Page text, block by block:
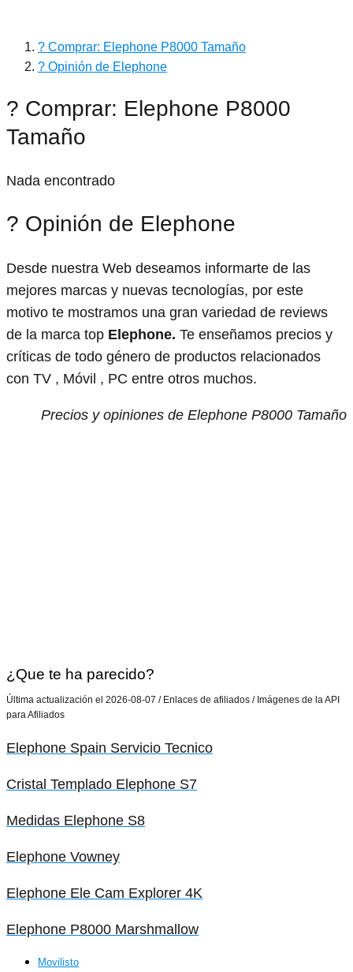
? Comprar: Elephone P8000 Tamaño
? Opinión de Elephone
? Comprar: Elephone P8000
Tamaño
Nada encontrado
? Opinión de Elephone
Desde nuestra Web deseamos informarte de las
mejores marcas y nuevas tecnologías, por este
motivo te mostramos una gran variedad de reviews
de la marca top Elephone. Te enseñamos precios y
críticas de todo género de productos relacionados
con TV , Móvil , PC entre otros muchos.
Precios y opiniones de Elephone P8000 Tamaño
¿Que te ha parecido?
Última actualización el 2026-08-07 / Enlaces de afiliados / Imágenes de la API
para Afiliados
Elephone Spain Servicio Tecnico
Cristal Templado Elephone S7
Medidas Elephone S8
Elephone Vowney
Elephone Ele Cam Explorer 4K
Elephone P8000 Marshmallow
Movilisto